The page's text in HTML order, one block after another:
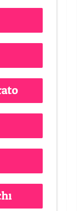
( 0 % )
0 % )
% )